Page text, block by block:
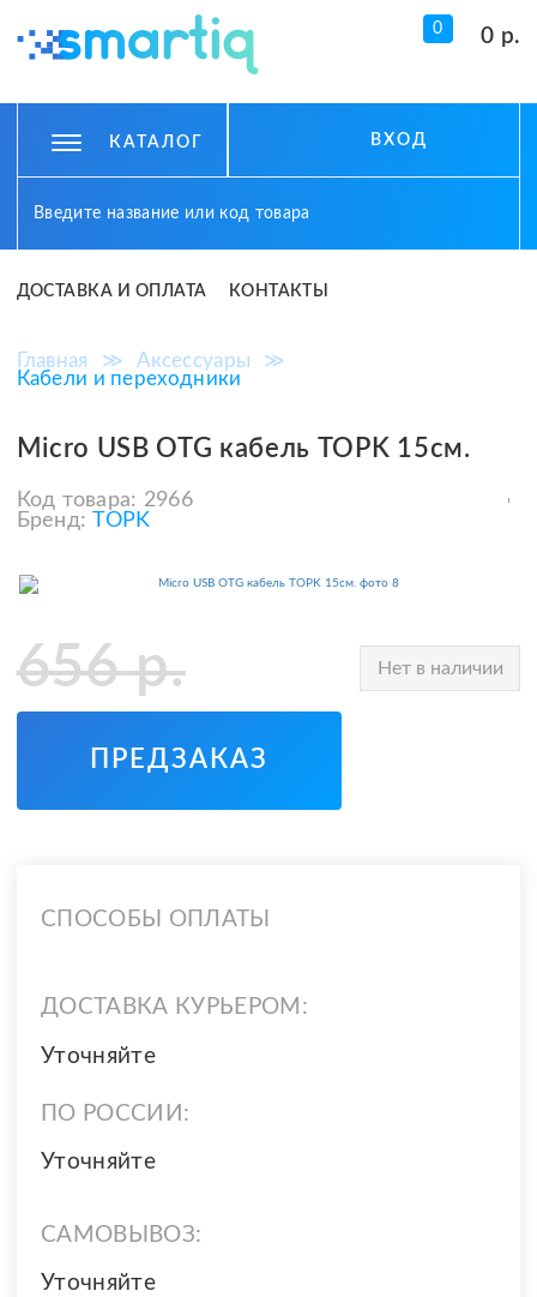
0 0 р.
КАТАЛОГ ВХОД
ДОСТАВКА И ОПЛАТА КОНТАКТЫ
Главная ≫ Аксессуары
≫
Кабели и переходники
Micro USB OTG кабель TOPK 15см.
Код товара: 2966
Бренд: TOPK
656р. Нет в наличии
ПРЕДЗАКАЗ
СПОСОБЫ ОПЛАТЫ
ДОСТАВКА КУРЬЕРОМ:
Уточняйте
ПО РОССИИ:
Уточняйте
САМОВЫВОЗ:
Уточняйте